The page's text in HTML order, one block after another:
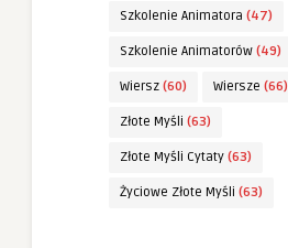
Szkolenie Animatora (47)
Szkolenie Animatorów (49)
Wiersz (60) Wiersze (66)
Złote Myśli (63)
Złote Myśli Cytaty (63)
Życiowe Złote Myśli (63)